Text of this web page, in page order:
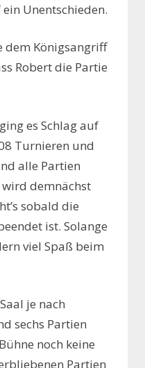
Unentschieden.
dem Königsangriff
Robert die Partie
es Schlag auf
Turnieren und
alle Partien
demnächst
sobald die
ist. Solange
viel Spaß beim
je nach
sechs Partien
noch keine
Partien